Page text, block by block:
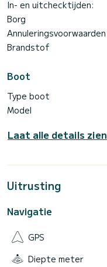
In- en uitchecktijden:
Borg
Annuleringsvoorwaarden
Brandstof
Boot
Type boot
Model
Laat alle details zien
Uitrusting
Navigatie
GPS
Diepte meter